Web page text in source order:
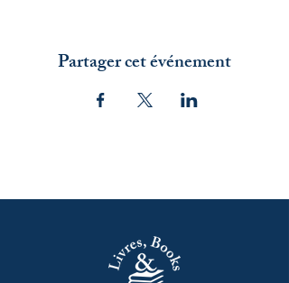
Partager cet événement